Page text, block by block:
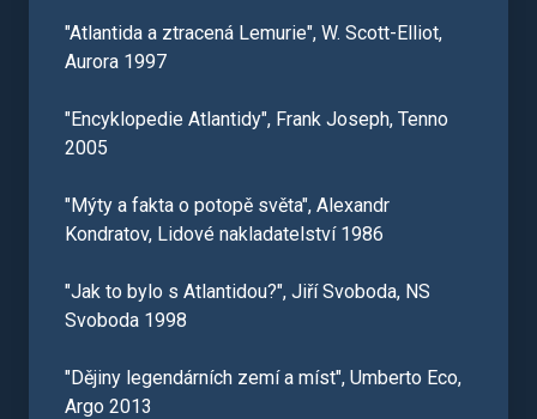
"Atlantida a ztracená Lemurie", W. Scott-Elliot,
Aurora 1997
"Encyklopedie Atlantidy", Frank Joseph, Tenno
2005
"Mýty a fakta o potopě světa", Alexandr
Kondratov, Lidové nakladatelství 1986
"Jak to bylo s Atlantidou?", Jiří Svoboda, NS
Svoboda 1998
"Dějiny legendárních zemí a míst", Umberto Eco,
Argo 2013